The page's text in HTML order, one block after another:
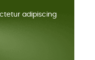
adipiscing